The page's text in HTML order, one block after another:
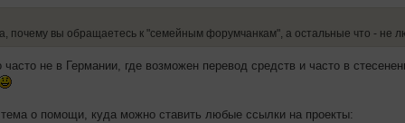
почему вы обращаетесь к "семейным форумчанкам", а остальные что - не
не в Германии, где возможен перевод средств и часто в
о помощи, куда можно ставить любые ссылки на проекты: